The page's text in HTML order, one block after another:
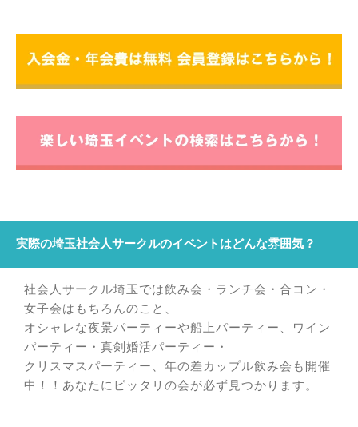
実際の埼玉社会人サークルのイベントはどんな雰囲気？
社会人サークル埼玉では飲み会・ランチ会・合コン・
女子会はもちろんのこと、
オシャレな夜景パーティーや船上パーティー、ワイン
パーティー・真剣婚活パーティー・
クリスマスパーティー、年の差カップル飲み会も開催
中！！あなたにピッタリの会が必ず見つかります。